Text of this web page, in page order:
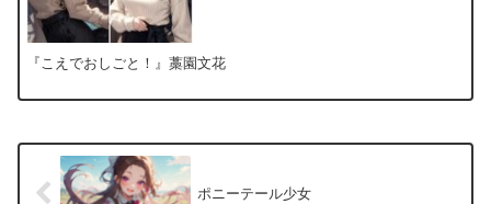
『こえでおしごと！』藁園文花
ポニーテール少女